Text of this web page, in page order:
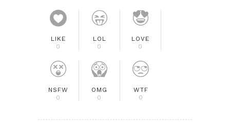
LIKE
0
LOL
0
LOVE
0
NSFW
0
OMG
0
WTF
0